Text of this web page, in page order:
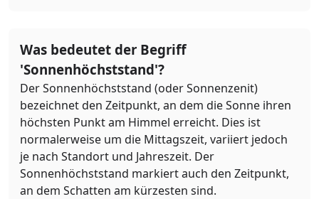
Was bedeutet der Begriff
'Sonnenhöchststand'?
Der Sonnenhöchststand (oder Sonnenzenit)
bezeichnet den Zeitpunkt, an dem die Sonne ihren
höchsten Punkt am Himmel erreicht. Dies ist
normalerweise um die Mittagszeit, variiert jedoch
je nach Standort und Jahreszeit. Der
Sonnenhöchststand markiert auch den Zeitpunkt,
an dem Schatten am kürzesten sind.